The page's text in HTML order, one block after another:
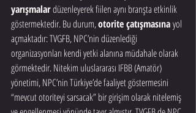
yarışmalar düzenleyerek fiilen aynı branşta etkinlik
göstermektedir. Bu durum, otorite çatışmasına yol
açmaktadır: TVGFB, NPC’nin düzenlediği
organizasyonları kendi yetki alanına müdahale olarak
görmektedir. Nitekim uluslararası IFBB (Amatör)
yönetimi, NPC’nin Türkiye’de faaliyet göstermesini
“mevcut otoriteyi sarsacak” bir girişim olarak nitelemiş